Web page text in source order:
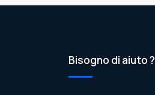
Bisogno di aiuto ?